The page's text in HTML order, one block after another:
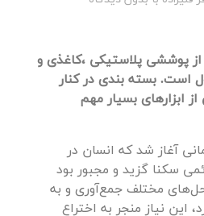
از پوششی پلاستیکی ،کاغذی و
است. بسته بندی در کنار
ابزارهای بسیار مهم
آغاز شد که انسان در
سکنا گزید و مجبور بود
مختلف جمع‌آوری و به
این نیاز منجر به اختراع